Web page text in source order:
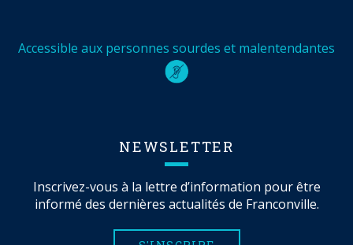
Accessible aux personnes sourdes et malentendantes
NEWSLETTER
Inscrivez-vous à la lettre d’information pour être
informé des dernières actualités de Franconville.